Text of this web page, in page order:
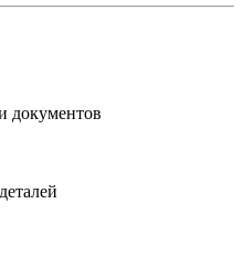
документов